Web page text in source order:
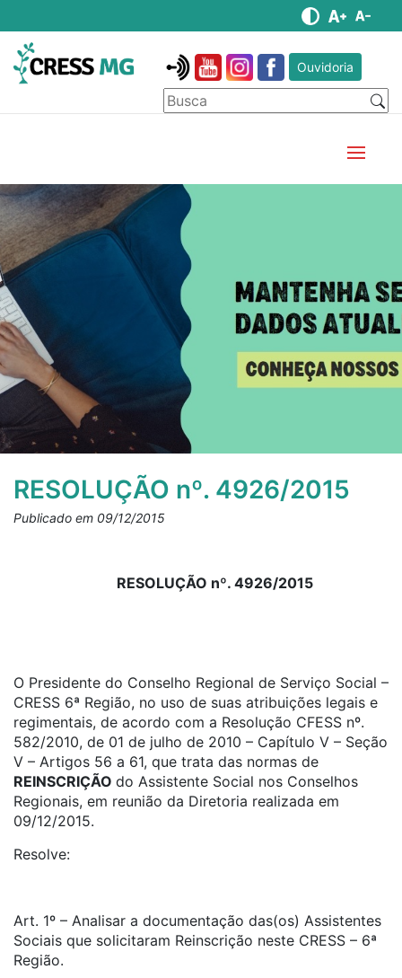
Ouvidoria
RESOLUÇÃO nº. 4926/2015
Publicado em 09/12/2015
RESOLUÇÃO nº. 4926/2015
O Presidente do Conselho Regional de Serviço Social –
CRESS 6ª Região, no uso de suas atribuições legais e
regimentais, de acordo com a Resolução CFESS nº.
582/2010, de 01 de julho de 2010 – Capítulo V – Seção
V – Artigos 56 a 61, que trata das normas de
REINSCRIÇÃO do Assistente Social nos Conselhos
Regionais, em reunião da Diretoria realizada em
09/12/2015.
Resolve:
Art. 1º – Analisar a documentação das(os) Assistentes
Sociais que solicitaram Reinscrição neste CRESS – 6ª
Região.